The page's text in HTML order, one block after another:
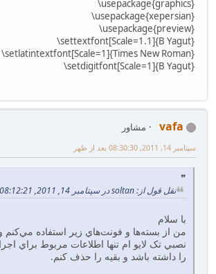
‎\usepackage{graphics}‎
‎\usepackage{xepersian}‎
‎\usepackage{preview}‎‎
‎\settextfont[Scale=1.1]{B Yagut}‎
‎\setlatintextfont[Scale=1]{Times New Roman}‎
‎\setdigitfont[Scale=1]{B Yagut}‎
vafa
مشاور
سپتامبر 14, 2011, 08:30:30 بعد از ظهر
نقل قول از: soltan در سپتامبر 14, 2011, 08:12:21 بعد از ظهر
با سلام
من از بسته‌ها و فونت‌هاي زير استفاده
نصبي تک لايو ام تنها اطلاعات مربوط براي
را داشته باشد و بقيه را حذف کنم.